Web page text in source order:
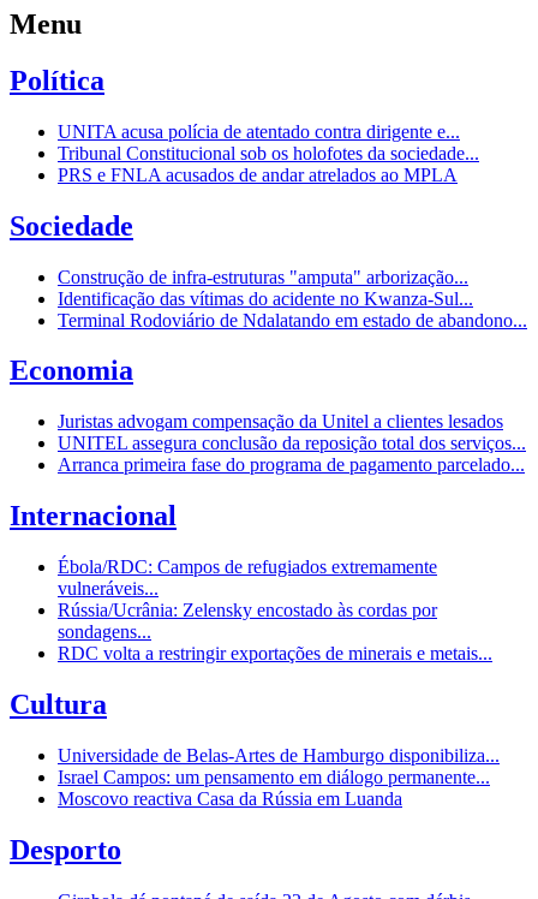
Menu
Política
UNITA acusa polícia de atentado contra dirigente e...
Tribunal Constitucional sob os holofotes da sociedade...
PRS e FNLA acusados de andar atrelados ao MPLA
Sociedade
Construção de infra-estruturas "amputa" arborização...
Identificação das vítimas do acidente no Kwanza-Sul...
Terminal Rodoviário de Ndalatando em estado de abandono...
Economia
Juristas advogam compensação da Unitel a clientes lesados
UNITEL assegura conclusão da reposição total dos serviços...
Arranca primeira fase do programa de pagamento parcelado...
Internacional
Ébola/RDC: Campos de refugiados extremamente
vulneráveis...
Rússia/Ucrânia: Zelensky encostado às cordas por
sondagens...
RDC volta a restringir exportações de minerais e metais...
Cultura
Universidade de Belas-Artes de Hamburgo disponibiliza...
Israel Campos: um pensamento em diálogo permanente...
Moscovo reactiva Casa da Rússia em Luanda
Desporto